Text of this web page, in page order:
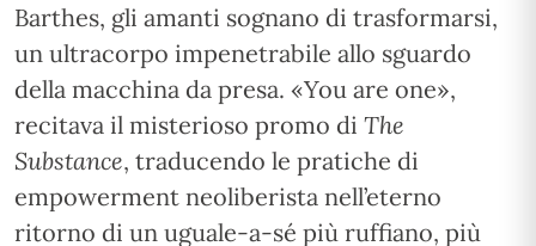
Barthes, gli amanti sognano di trasformarsi,
un ultracorpo impenetrabile allo sguardo
della macchina da presa. «You are one»,
recitava il misterioso promo di The
Substance, traducendo le pratiche di
empowerment neoliberista nell’eterno
ritorno di un uguale-a-sé più ruffiano, più